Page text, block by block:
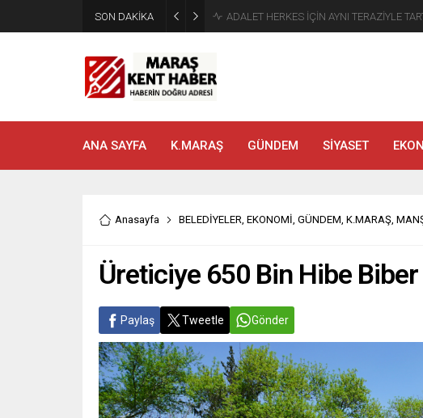
SON DAKİKA Tahliye Kararı Sonrası Kahramanmaraş’ta
ANA SAYFA K.MARAŞ GÜNDEM SİYASET
Anasayfa BELEDİYELER, EKONOMİ, GÜNDEM, K.MARAŞ,
Üreticiye 650 Bin Hibe
Paylaş Tweetle Gönder